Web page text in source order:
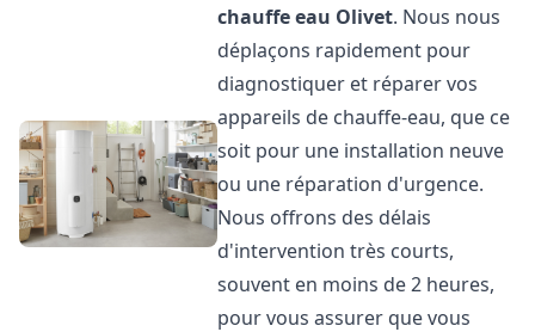
chauffe eau Olivet. Nous nous
déplaçons rapidement pour
diagnostiquer et réparer vos
appareils de chauffe-eau, que ce
soit pour une installation neuve
ou une réparation d'urgence.
Nous offrons des délais
d'intervention très courts,
souvent en moins de 2 heures,
pour vous assurer que vous